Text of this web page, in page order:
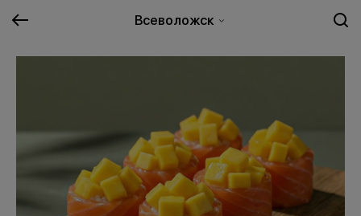
Всеволожск